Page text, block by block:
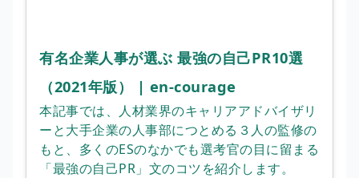
有名企業人事が選ぶ 最強の自己PR10選
（2021年版） | en-courage
本記事では、人材業界のキャリアアドバイザリ
ーと大手企業の人事部につとめる３人の監修の
もと、多くのESのなかでも選考官の目に留まる
「最強の自己PR」文のコツを紹介します。